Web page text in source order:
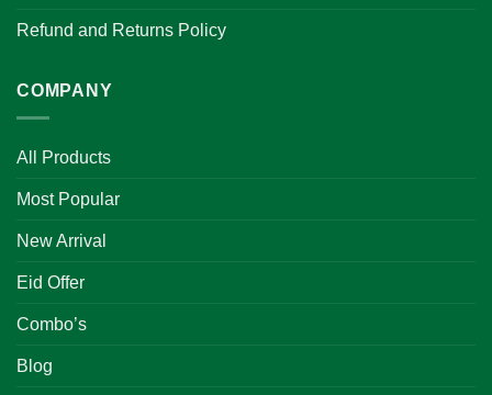
Refund and Returns Policy
COMPANY
All Products
Most Popular
New Arrival
Eid Offer
Combo’s
Blog